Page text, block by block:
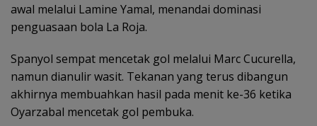
awal melalui Lamine Yamal, menandai dominasi
penguasaan bola La Roja.
Spanyol sempat mencetak gol melalui Marc Cucurella,
namun dianulir wasit. Tekanan yang terus dibangun
akhirnya membuahkan hasil pada menit ke-36 ketika
Oyarzabal mencetak gol pembuka.